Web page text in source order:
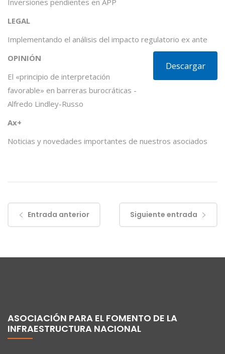
Inversiones pendientes en APP
LEGAL
Implementando el análisis del impacto regulatorio ex ante
Descargar
OPINIÓN
El «principio de interpretación
favorable» en barreras burocráticas -
Alfredo Lindley-Russo
Ax+
Noticias y novedades importantes de nuestros asociados
Entrada anterior Siguiente entrada
ASOCIACIÓN PARA EL FOMENTO DE LA
INFRAESTRUCTURA NACIONAL